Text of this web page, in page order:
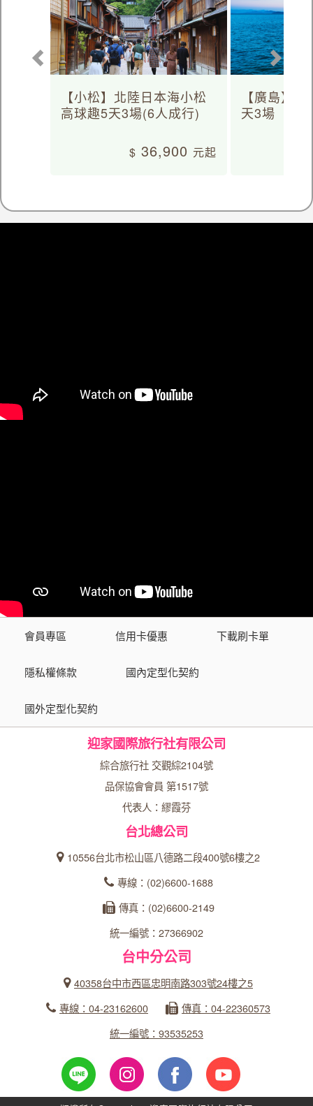
【小松】北陸日本海小松
高球趣5天3場(6人成行)
36,900
【廣島】
天3場
會員專區 信用卡優惠 下載刷卡單
隱私權條款 國內定型化契約
國外定型化契約
迎家國際旅行社有限公司
綜合旅行社 交觀綜2104號
品保協會會員 第1517號
代表人：繆霞芬
台北總公司
10556台北市松山區八德路二段400號6樓之2
專線：(02)6600-1688
傳真：(02)6600-2149
統一編號：27366902
台中分公司
40358台中市西區忠明南路303號24樓之5
專線：04-23162600
傳真：04-22360573
統一編號：93535253